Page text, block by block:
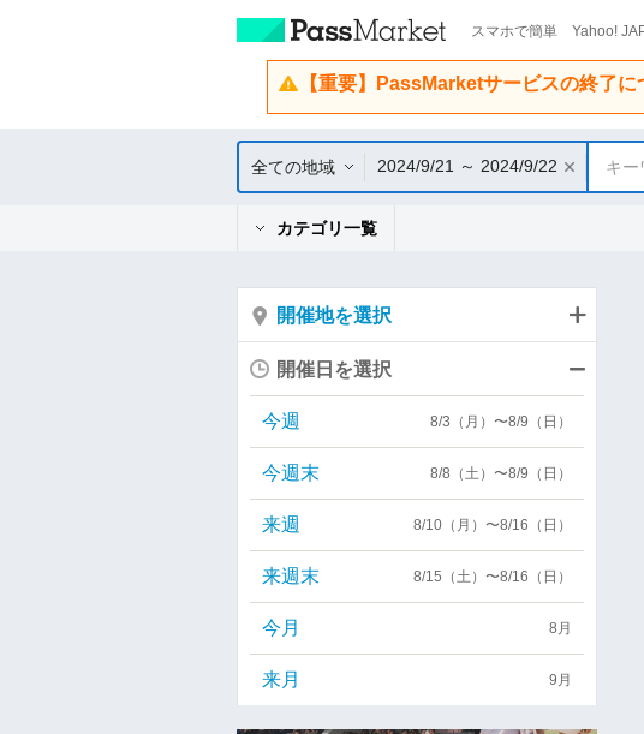
スマホで簡単 Yahoo!
【重要】PassMarketサービスの終了に
全ての地域 2024/9/21 ～ 2024/9/22 キー
カテゴリ一覧
開催地を選択
開催日を選択
今週 8/3（月）〜8/9（日）
今週末 8/8（土）〜8/9（日）
来週 8/10（月）〜8/16（日）
来週末 8/15（土）〜8/16（日）
今月 8月
来月 9月